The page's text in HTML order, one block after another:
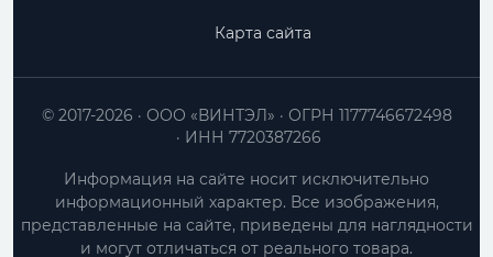
Карта сайта
ООО «ВИНТЭЛ»
ОГРН 1177746672498
ИНН 7720387266
© 2017-2026
Информация на сайте носит исключительно
информационный характер. Все изображения,
представленные на сайте, приведены для наглядности
и могут отличаться от реального товара.